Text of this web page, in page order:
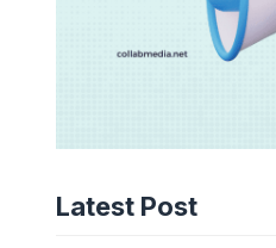
Latest Post